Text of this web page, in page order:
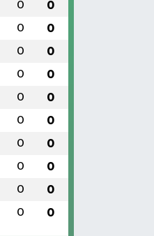
0 0
0 0
0 0
0 0
0 0
0 0
0 0
0 0
0 0
0 0